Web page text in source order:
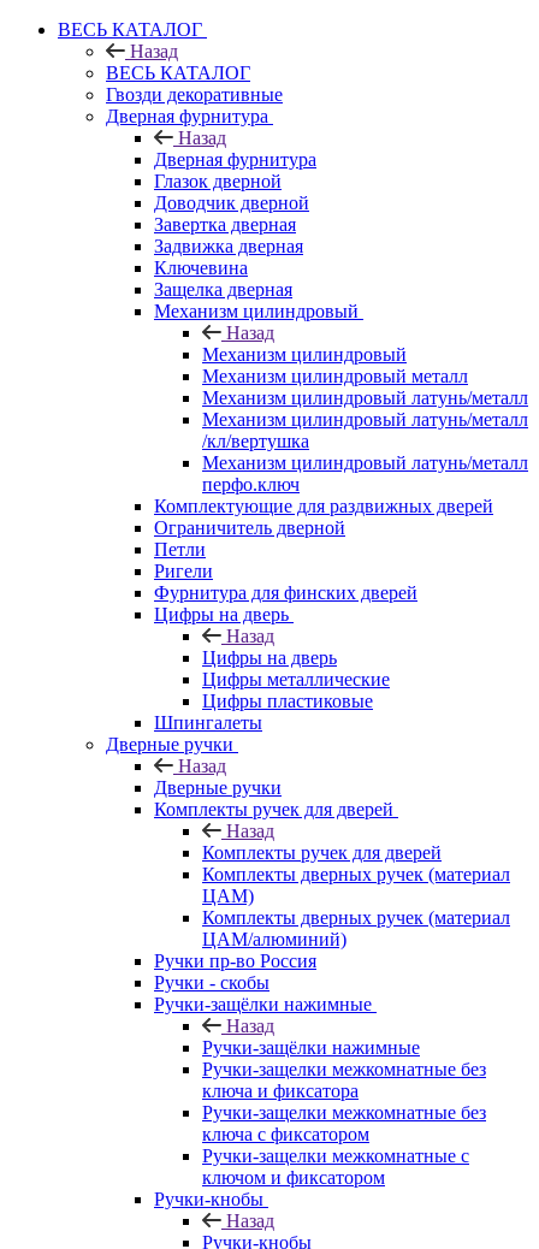
ВЕСЬ КАТАЛОГ
Назад
ВЕСЬ КАТАЛОГ
Гвозди декоративные
Дверная фурнитура
Назад
Дверная фурнитура
Глазок дверной
Доводчик дверной
Завертка дверная
Задвижка дверная
Ключевина
Защелка дверная
Механизм цилиндровый
Назад
Механизм цилиндровый
Механизм цилиндровый металл
Механизм цилиндровый латунь/металл
Механизм цилиндровый латунь/металл
/кл/вертушка
Механизм цилиндровый латунь/металл
перфо.ключ
Комплектующие для раздвижных дверей
Ограничитель дверной
Петли
Ригели
Фурнитура для финских дверей
Цифры на дверь
Назад
Цифры на дверь
Цифры металлические
Цифры пластиковые
Шпингалеты
Дверные ручки
Назад
Дверные ручки
Комплекты ручек для дверей
Назад
Комплекты ручек для дверей
Комплекты дверных ручек (материал
ЦАМ)
Комплекты дверных ручек (материал
ЦАМ/алюминий)
Ручки пр-во Россия
Ручки - скобы
Ручки-защёлки нажимные
Назад
Ручки-защёлки нажимные
Ручки-защелки межкомнатные без
ключа и фиксатора
Ручки-защелки межкомнатные без
ключа с фиксатором
Ручки-защелки межкомнатные с
ключом и фиксатором
Ручки-кнобы
Назад
Ручки-кнобы